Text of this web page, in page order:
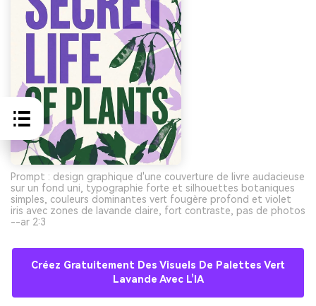
Prompt : design graphique d'une couverture de livre audacieuse
sur un fond uni, typographie forte et silhouettes botaniques
simples, couleurs dominantes vert fougère profond et violet
iris avec zones de lavande claire, fort contraste, pas de photos
--ar 2:3
Créez Gratuitement Des Visuels De Palettes Vert
Lavande Avec L’IA